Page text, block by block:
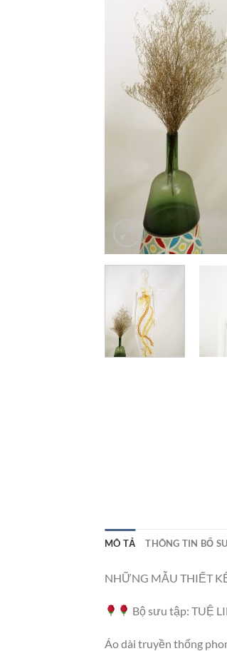
MÔ TẢ THÔNG TIN BỔ
NHỮNG MẪU THIẾT
Bộ sưu tập: TUỆ
Áo dài truyền thống